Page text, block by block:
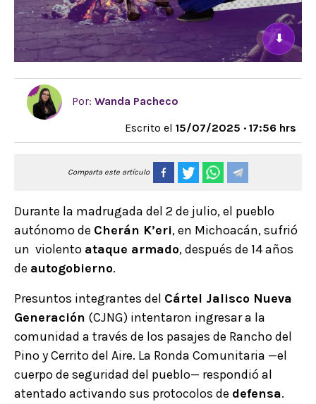
⬇
Por: Wanda Pacheco
Escrito el 15/07/2025 · 17:56 hrs
Comparta este artículo
Durante la madrugada del 2 de julio, el pueblo
autónomo de Cherán K’eri, en Michoacán, sufrió
un violento ataque armado, después de 14 años
de autogobierno.
Presuntos integrantes del Cártel Jalisco Nueva
Generación (CJNG) intentaron ingresar a la
comunidad a través de los pasajes de Rancho del
Pino y Cerrito del Aire. La Ronda Comunitaria —el
cuerpo de seguridad del pueblo— respondió al
atentado activando sus protocolos de defensa.